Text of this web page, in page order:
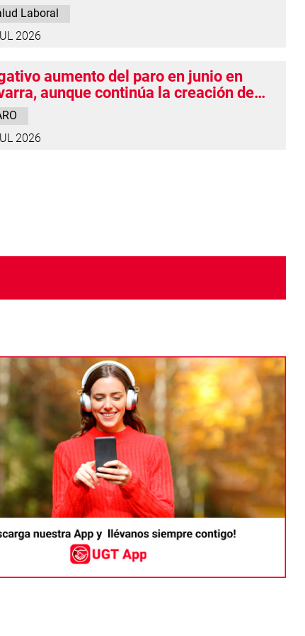
desconexión lo explica en gran parte
Laboral
2026
aumento del paro en junio en
aunque continúa la creación de
2026